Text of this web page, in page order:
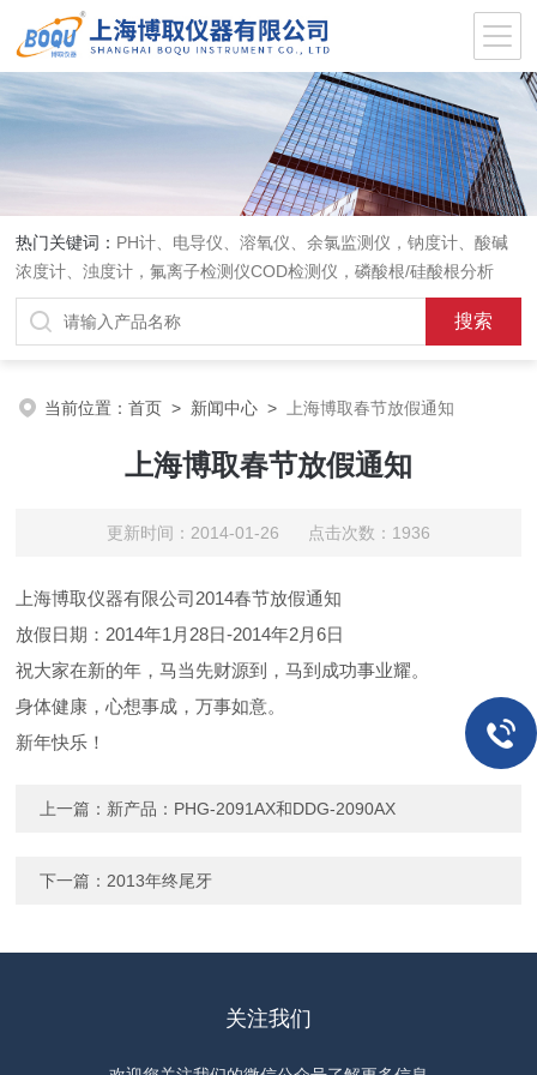
热门关键词： PH计、电导仪、溶氧仪、余氯监测仪，钠度计、酸碱
浓度计、浊度计，氟离子检测仪COD检测仪，磷酸根/硅酸根分析
仪，PH电极、溶氧电极、电导电极
当前位置：首页 > 新闻中心 > 上海博取春节放假通知
上海博取春节放假通知
更新时间：2014-01-26 点击次数：1936
上海博取仪器有限公司2014春节放假通知
放假日期：2014年1月28日-2014年2月6日
祝大家在新的年，马当先财源到，马到成功事业耀。
身体健康，心想事成，万事如意。
新年快乐！
上一篇： 新产品：PHG-2091AX和DDG-2090AX
下一篇： 2013年终尾牙
关注我们